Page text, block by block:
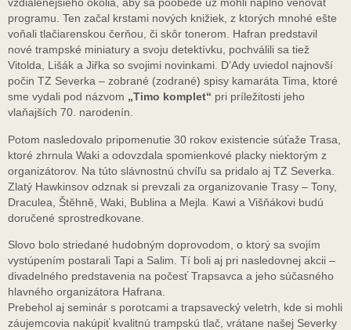
programu. Ten začal krstami nových knižiek, z ktorých mnohé ešte
voňali tlačiarenskou čerňou, či skôr tonerom. Hafran predstavil
nové trampské miniatury a svoju detektívku, pochválili sa tiež
Vitolda, Lišák a Jiřka so svojimi novinkami. D’Ady uviedol najnovší
počin TZ Severka – zobrané (zodrané) spisy kamaráta Tima, ktoré
sme vydali pod názvom „Timo komplet“ pri príležitosti jeho
vlaňajších 70. narodenín.
Potom nasledovalo pripomenutie 30 rokov existencie súťaže Trasa,
ktoré zhrnula Waki a odovzdala spomienkové placky niektorým z
organizátorov. Na túto slávnostnú chvíľu sa pridalo aj TZ Severka.
Zlatý Hawkinsov odznak si prevzali za organizovanie Trasy – Tony,
Draculea, Štěhně, Waki, Bublina a Mejla. Kawi a Višňákovi budú
doručené sprostredkovane.
Slovo bolo striedané hudobným doprovodom, o ktorý sa svojím
vystúpením postarali Tapi a Salim. Tí boli aj pri nasledovnej akcii –
divadelného predstavenia na počesť Trapsavca a jeho súčasného
hlavného organizátora Hafrana.
Prebehol aj seminár s porotcami a trapsavecký veletrh, kde si mohli
záujemcovia nakúpiť kvalitnú trampskú tlač, vrátane našej Severky